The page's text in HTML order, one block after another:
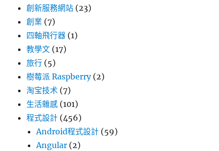
創新服務網站 (23)
創業 (7)
四軸飛行器 (1)
教學文 (17)
旅行 (5)
樹莓派 Raspberry(2)
淘宝技术 (7)
生活雜感 (101)
程式設計 (456)
Android程式設計 (59)
Angular (2)